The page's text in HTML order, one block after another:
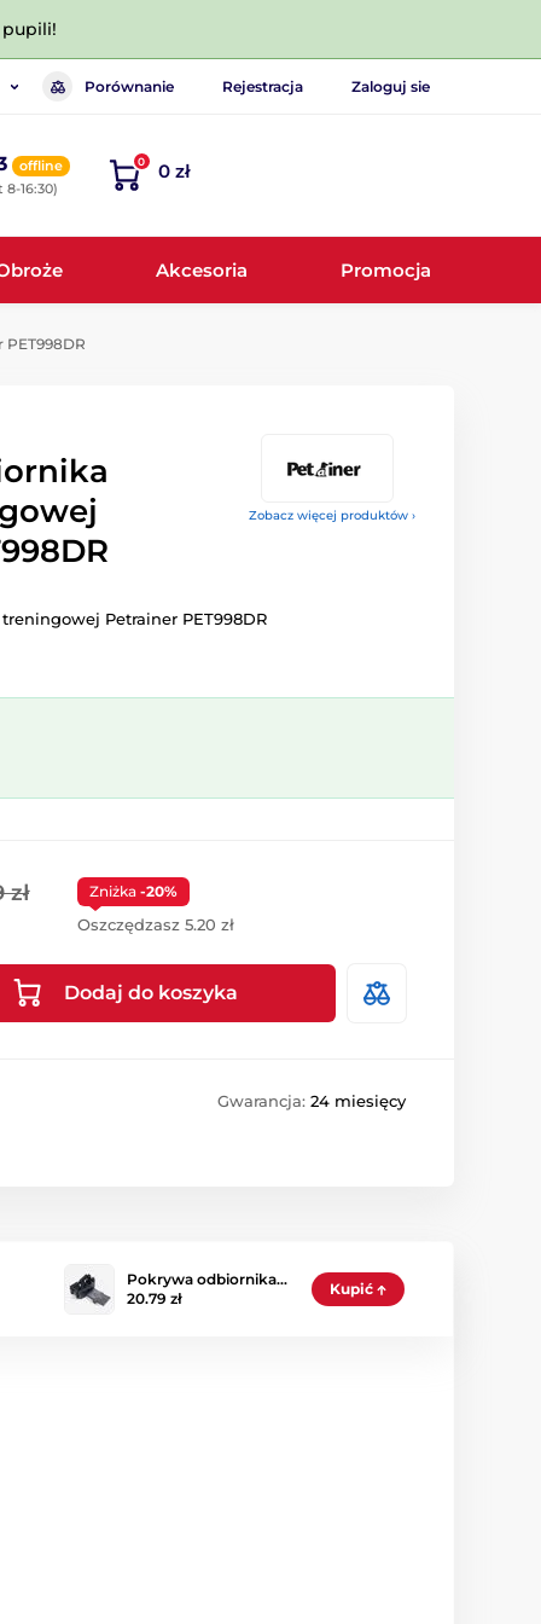
Porównanie Rejestracja Zaloguj sie
offline
8-16:30)
0 0 zł
Akcesoria Promocja
Zobacz więcej produktów ›
Petrainer PET998DR
zł Zniżka -20%
Oszczędzasz 5.20 zł
Dodaj do koszyka
Gwarancja: 24 miesięcy
Pokrywa odbiornika…
20.79 zł
Kupić